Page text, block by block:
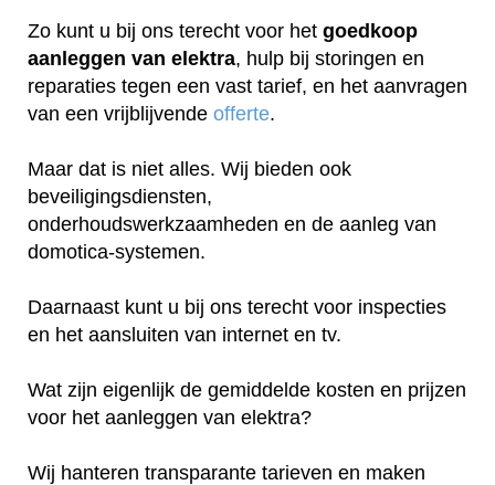
Zo kunt u bij ons terecht voor het goedkoop
aanleggen van elektra, hulp bij storingen en
reparaties tegen een vast tarief, en het aanvragen
van een vrijblijvende offerte.
Maar dat is niet alles. Wij bieden ook
beveiligingsdiensten,
onderhoudswerkzaamheden en de aanleg van
domotica-systemen.
Daarnaast kunt u bij ons terecht voor inspecties
en het aansluiten van internet en tv.
Wat zijn eigenlijk de gemiddelde kosten en prijzen
voor het aanleggen van elektra?
Wij hanteren transparante tarieven en maken